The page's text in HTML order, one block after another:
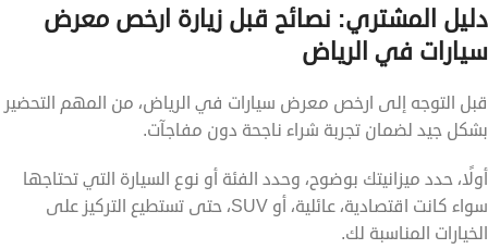
دليل المشتري: نصائح قبل زيارة ارخص معرض
سيارات في الرياض
قبل التوجه إلى ارخص معرض سيارات في الرياض، من المهم التحضير
بشكل جيد لضمان تجربة شراء ناجحة دون مفاجآت.
أولًا، حدد ميزانيتك بوضوح، وحدد الفئة أو نوع السيارة التي تحتاجها
سواء كانت اقتصادية، عائلية، أو SUV، حتى تستطيع التركيز على
الخيارات المناسبة لك.